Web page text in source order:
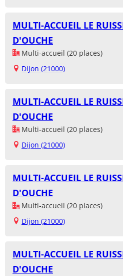
MULTI-ACCUEIL LE
D'OUCHE
Multi-accueil (20 places)
Dijon (21000)
MULTI-ACCUEIL LE
D'OUCHE
Multi-accueil (20 places)
Dijon (21000)
MULTI-ACCUEIL LE
D'OUCHE
Multi-accueil (20 places)
Dijon (21000)
MULTI-ACCUEIL LE
D'OUCHE